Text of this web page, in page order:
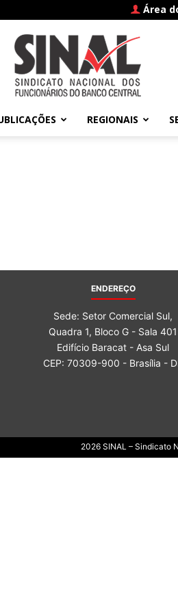
Área
Sindicato
REGIONAIS
ENDEREÇO
Sede: Setor Comercial Sul,
Quadra 1, Bloco G - Sala 401
Edifício Baracat - Asa Sul
CEP: 70309-900 - Brasília -
2026 SINAL – Sindicato